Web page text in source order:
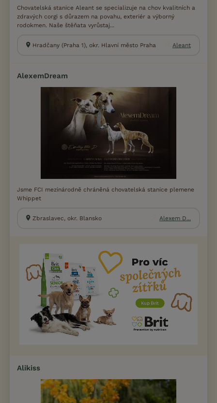
Chovatelská stanice Aleant se specializuje na chov kvalitních a
zdravých corgi s důrazem na povahu, exteriér a výborný
rodokmen. Naše štěňata vyrůstaj...
Hradčany (Praha 1), okr. Hlavní město Praha Aleant
AlexemDream
Jsme FCI mezinárodně chráněná chovatelská stanice plemene
Whippet
Zbraslavec, okr. Blansko Alexem D...
Alikiss